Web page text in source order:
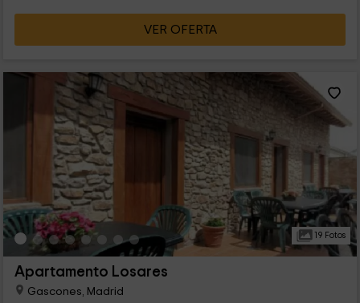
VER OFERTA
19 Fotos
Apartamento Losares
Gascones, Madrid